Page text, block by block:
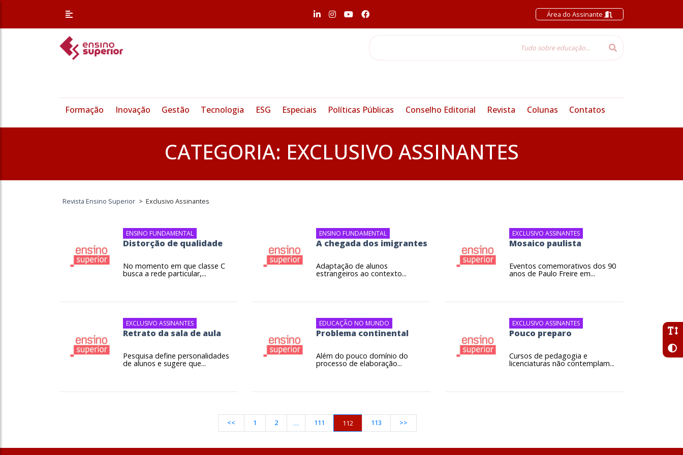
Área do Assinante
Formação Inovação Gestão Tecnologia ESG Especiais Políticas Públicas Conselho Editorial Revista Colunas Contatos
CATEGORIA: EXCLUSIVO ASSINANTES
Revista Ensino Superior > Exclusivo Assinantes
ENSINO FUNDAMENTAL
Distorção de qualidade
No momento em que classe C
busca a rede particular,...
ENSINO FUNDAMENTAL
A chegada dos imigrantes
Adaptação de alunos
estrangeiros ao contexto...
EXCLUSIVO ASSINANTES
Mosaico paulista
Eventos comemorativos dos 90
anos de Paulo Freire em...
EXCLUSIVO ASSINANTES
Retrato da sala de aula
Pesquisa define personalidades
de alunos e sugere que...
EDUCAÇÃO NO MUNDO
Problema continental
Além do pouco domínio do
processo de elaboração...
EXCLUSIVO ASSINANTES
Pouco preparo
Cursos de pedagogia e
licenciaturas não contemplam...
<< 1 2 … 111 112 113 >>